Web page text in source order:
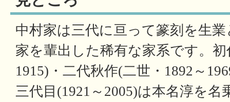
中村家は三代に亘って篆刻を生
家を輩出した稀有な家系です。
1915)・二代秋作(二世・1892～
三代目(1921～2005)は本名淳を名